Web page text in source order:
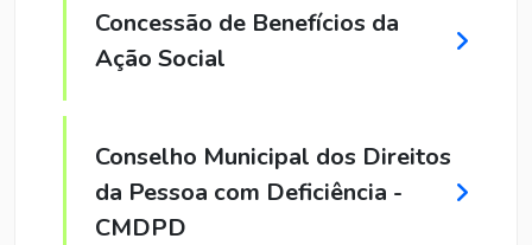
Concessão de Benefícios da
Ação Social
Conselho Municipal dos Direitos
da Pessoa com Deficiência -
CMDPD